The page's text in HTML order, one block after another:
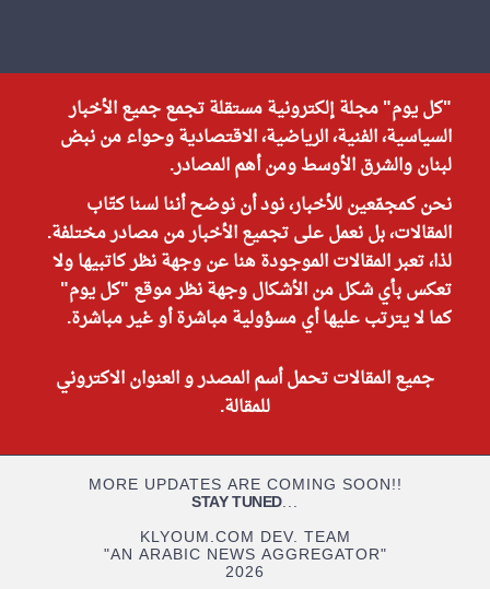
"كل يوم" مجلة إلكترونية مستقلة تجمع جميع الأخبار
السياسية، الفنية، الرياضية، الاقتصادية وحواء من نبض
لبنان والشرق الأوسط ومن أهم المصادر.
نحن كمجمّعين للأخبار، نود أن نوضح أننا لسنا كتّاب
المقالات، بل نعمل على تجميع الأخبار من مصادر مختلفة.
لذا، تعبر المقالات الموجودة هنا عن وجهة نظر كاتبيها ولا
تعكس بأي شكل من الأشكال وجهة نظر موقع "كل يوم"
كما لا يترتب عليها أي مسؤولية مباشرة أو غير مباشرة.
جميع المقالات تحمل أسم المصدر و العنوان الاكتروني
للمقالة.
MORE UPDATES ARE COMING SOON!!
STAY TUNED...
KLYOUM.COM DEV. TEAM
"AN ARABIC NEWS AGGREGATOR"
2026